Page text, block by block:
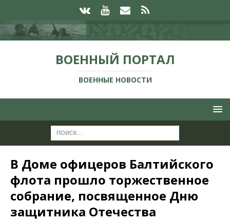
ВОЕННЫЙ ПОРТАЛ
ВОЕННЫЕ НОВОСТИ
В Доме офицеров Балтийского
флота прошло торжественное
собрание, посвященное Дню
защитника Отечества